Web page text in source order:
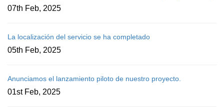
07th Feb, 2025
La localización del servicio se ha completado
05th Feb, 2025
Anunciamos el lanzamiento piloto de nuestro proyecto.
01st Feb, 2025